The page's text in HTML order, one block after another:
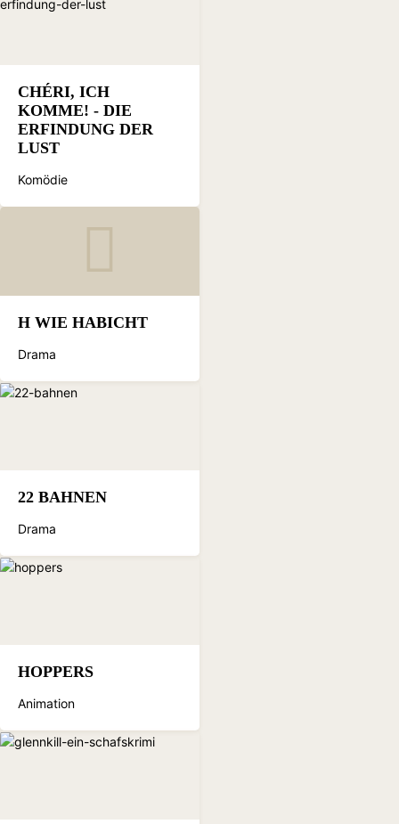
CHÉRI, ICH
KOMME! - DIE
ERFINDUNG DER
LUST
Komödie
H WIE HABICHT
Drama
22 BAHNEN
Drama
HOPPERS
Animation